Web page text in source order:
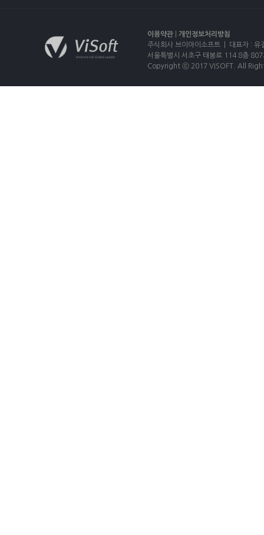
이용약관
개인정보처리방침
주식회사 브이아이소프트 | 대표자 :
서울특별시 서초구 태봉로 114 8층
Copyright ⓒ 2017 VISOFT. All